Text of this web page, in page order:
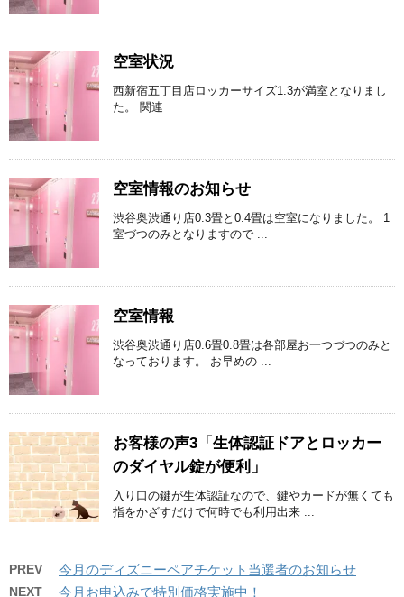
空室状況
西新宿五丁目店ロッカーサイズ1.3が満室となりまし
た。 関連
空室情報のお知らせ
渋谷奥渋通り店0.3畳と0.4畳は空室になりました。 1
室づつのみとなりますので ...
空室情報
渋谷奥渋通り店0.6畳0.8畳は各部屋お一つづつのみと
なっております。 お早めの ...
お客様の声3「生体認証ドアとロッカー
のダイヤル錠が便利」
入り口の鍵が生体認証なので、鍵やカードが無くても
指をかざすだけで何時でも利用出来 ...
PREV 今月のディズニーペアチケット当選者のお知らせ
NEXT 今月お申込みで特別価格実施中！